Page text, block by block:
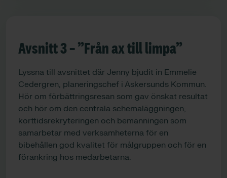
Avsnitt 3 – ”Från ax till limpa”
Lyssna till avsnittet där Jenny bjudit in Emmelie
Cedergren, planeringschef i Askersunds Kommun.
Hör om förbättringsresan som gav önskat resultat
och hör om den centrala schemaläggningen,
korttidsrekryteringen och bemanningen som
samarbetar med verksamheterna för en
bibehållen god kvalitet för målgruppen och för en
förankring hos medarbetarna.